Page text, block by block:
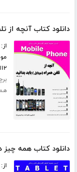
دانلود کتاب آنچه از
۱۱۲ صفحه
دانلود کتاب همه چیز